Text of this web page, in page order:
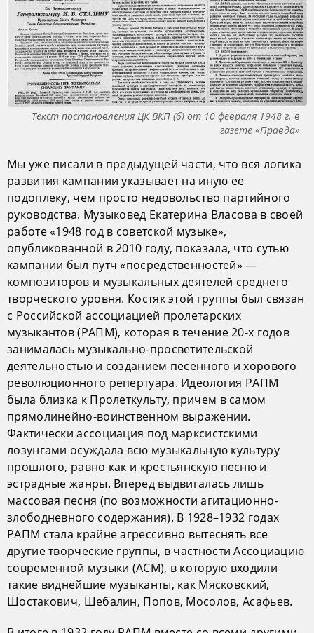
Текст постановления ЦК ВКП (б) от 10 февраля 1948 г. в
газете «Правда»
Мы уже писали в предыдущей части, что вся логика
развития кампании указывает на иную ее
подоплеку, чем просто недовольство партийного
руководства. Музыковед Екатерина Власова в своей
работе «1948 год в советской музыке»,
опубликованной в 2010 году, показала, что сутью
кампании был путч «посредственностей» —
композиторов и музыкальных деятелей среднего
творческого уровня. Костяк этой группы был связан
с Российской ассоциацией пролетарских
музыкантов (РАПМ), которая в течение 20-х годов
занималась музыкально-просветительской
деятельностью и созданием песенного и хорового
революционного репертуара. Идеология РАПМ
была близка к Пролеткульту, причем в самом
прямолинейно-воинственном выражении.
Фактически ассоциация под марксистскими
лозунгами осуждала всю музыкальную культуру
прошлого, равно как и крестьянскую песню и
эстрадные жанры. Вперед выдвигалась лишь
массовая песня (по возможности агитационно-
злободневного содержания). В 1928–1932 годах
РАПМ стала крайне агрессивно вытеснять все
другие творческие группы, в частности Ассоциацию
современной музыки (АСМ), в которую входили
такие виднейшие музыканты, как Мясковский,
Шостакович, Шебалин, Попов, Мосолов, Асафьев.